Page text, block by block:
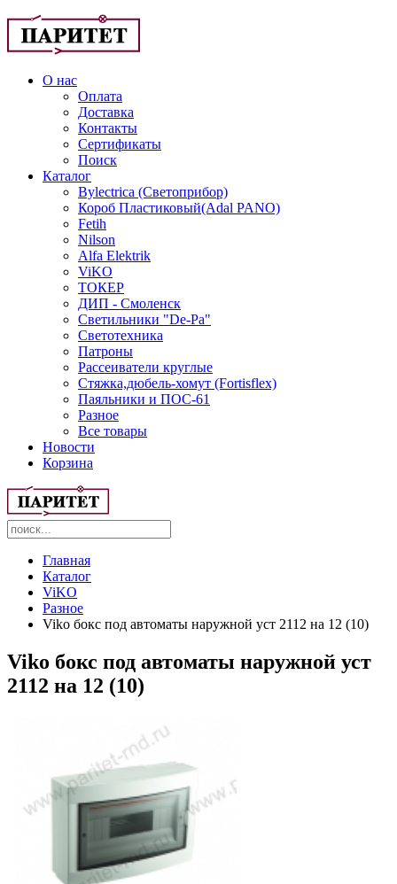
О нас
Оплата
Доставка
Контакты
Сертификаты
Поиск
Каталог
Bylectrica (Светоприбор)
Короб Пластиковый(Adal PANO)
Fetih
Nilson
Alfa Elektrik
ViKO
ТОКЕР
ДИП - Смоленск
Светильники "De-Pa"
Светотехника
Патроны
Рассеиватели круглые
Стяжка,дюбель-хомут (Fortisflex)
Паяльники и ПОС-61
Разное
Все товары
Новости
Корзина
Главная
Каталог
ViKO
Разное
Viko бокс под автоматы наружной уст 2112 на 12 (10)
Viko бокс под автоматы наружной уст
2112 на 12 (10)